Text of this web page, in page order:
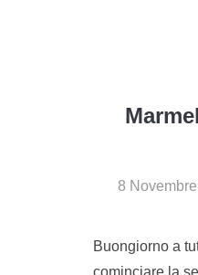
8
Buongiorno a
cominciare la